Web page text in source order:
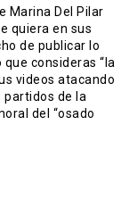
Marina Del Pilar
quiera en sus
de publicar lo
consideras “la
videos atacando
partidos de la
del “osado